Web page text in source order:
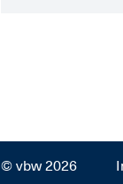
© vbw 2026